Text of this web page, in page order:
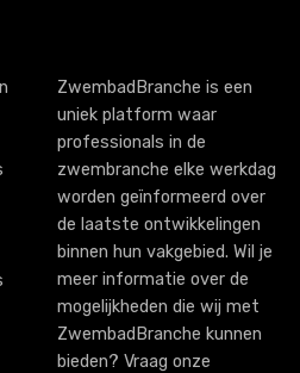
ZwembadBranche is een
uniek platform waar
professionals in de
zwembranche elke werkdag
worden geïnformeerd over
de laatste ontwikkelingen
binnen hun vakgebied. Wil je
meer informatie over de
mogelijkheden die wij met
ZwembadBranche kunnen
bieden? Vraag onze